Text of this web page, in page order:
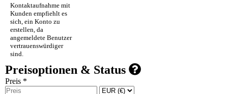
Kontaktaufnahme mit
Kunden empfiehlt es
sich, ein Konto zu
erstellen, da
angemeldete Benutzer
vertrauenswürdiger
sind.
Preisoptionen & Status
Preis *